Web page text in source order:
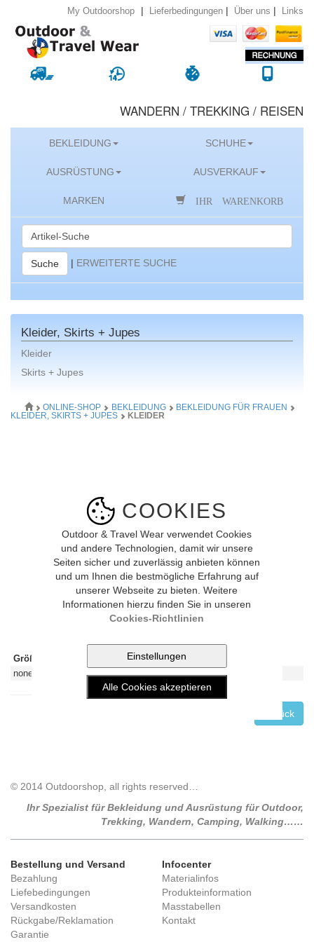
COOKIES
Outdoor & Travel Wear verwendet Cookies
und andere Technologien, damit wir unsere
Seiten sicher und zuverlässig anbieten können
und um Ihnen die bestmögliche Erfahrung auf
unserer Webseite zu bieten. Weitere
Informationen hierzu finden Sie in unseren
Cookies-Richtlinien
My Outdoorshop | Lieferbedingungen | Über uns | Links
WANDERN / TREKKING / REISEN
BEKLEIDUNG SCHUHE
AUSRÜSTUNG AUSVERKAUF
MARKEN IHR WARENKORB
Suche | ERWEITERTE SUCHE
Kleider, Skirts + Jupes
Kleider
Skirts + Jupes
ONLINE-SHOP BEKLEIDUNG
BEKLEIDUNG FÜR FRAUEN
KLEIDER, SKIRTS + JUPES
KLEIDER
Bild vergrössern
Größe: Lieferbar?
In den Warenkorb legen:
none
Leider ausverkauft
Zurück
© 2014 Outdoorshop, all rights reserved…
Ihr Spezialist für Bekleidung und Ausrüstung für Outdoor,
Trekking, Wandern, Camping, Walking……
Bestellung und Versand
Bezahlung
Liefebedingungen
Versandkosten
Rückgabe/Reklamation
Garantie
Infocenter
Materialinfos
Produkteinformation
Masstabellen
Kontakt